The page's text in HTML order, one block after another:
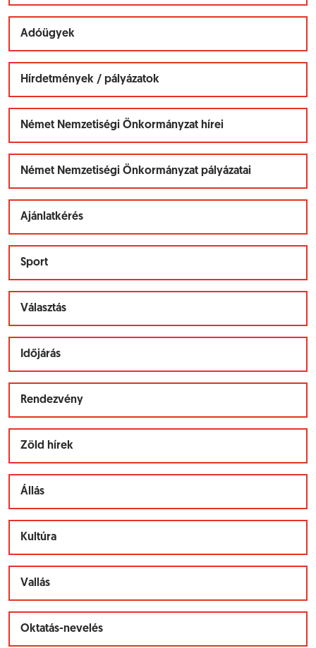
Adóügyek
Hírdetmények / pályázatok
Német Nemzetiségi Önkormányzat hírei
Német Nemzetiségi Önkormányzat pályázatai
Ajánlatkérés
Sport
Választás
Időjárás
Rendezvény
Zöld hírek
Állás
Kultúra
Vallás
Oktatás-nevelés